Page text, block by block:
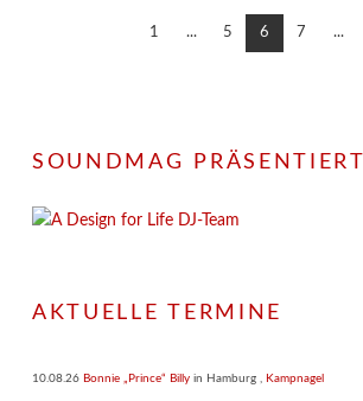
1 ... 5 6 7 ...
SOUNDMAG PRÄSENTIERT
AKTUELLE TERMINE
10.08.26 Bonnie „Prince“ Billy in Hamburg Kampnagel